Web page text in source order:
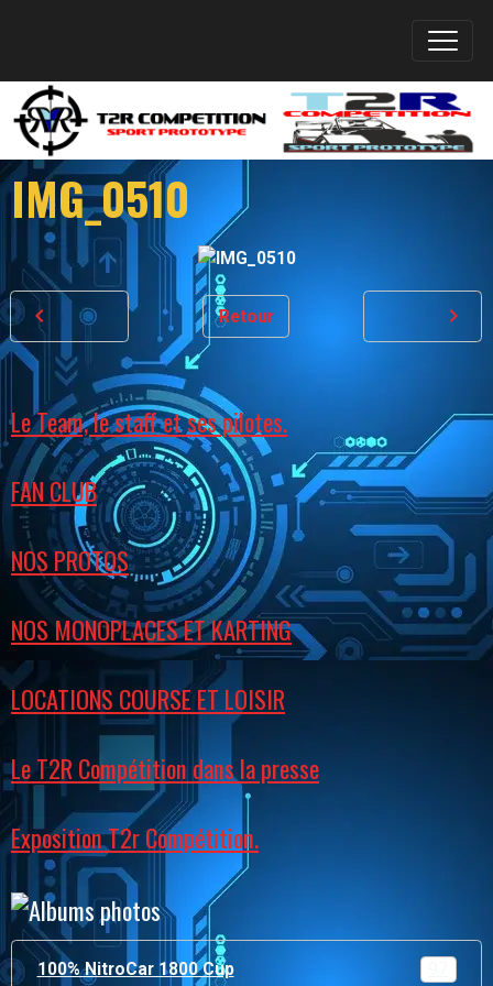
IMG_0510
Retour
Le Team, le staff et ses pilotes.
FAN CLUB
NOS PROTOS
NOS MONOPLACES ET KARTING
LOCATIONS COURSE ET LOISIR
Le T2R Compétition dans la presse
Exposition T2r Compétition.
100% NitroCar 1800 Cup